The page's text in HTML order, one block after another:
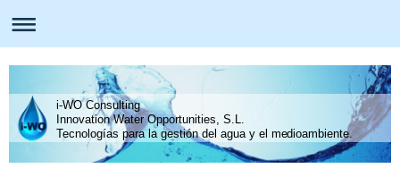
i-WO Consulting
Innovation Water Opportunities, S.L.
Tecnologías para la gestión del agua y el medioambiente.